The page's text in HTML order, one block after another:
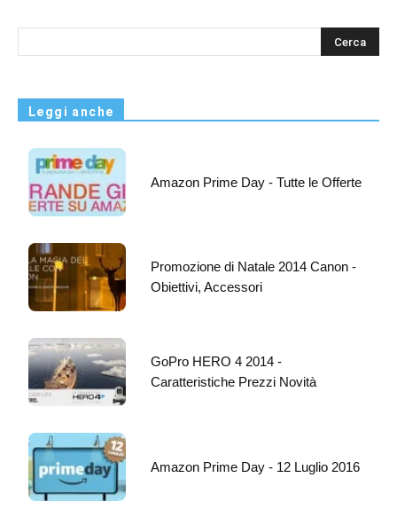
s
Leggi anche
Amazon Prime Day - Tutte le Offerte
Promozione di Natale 2014 Canon -
Obiettivi, Accessori
GoPro HERO 4 2014 -
Caratteristiche Prezzi Novità
Amazon Prime Day - 12 Luglio 2016